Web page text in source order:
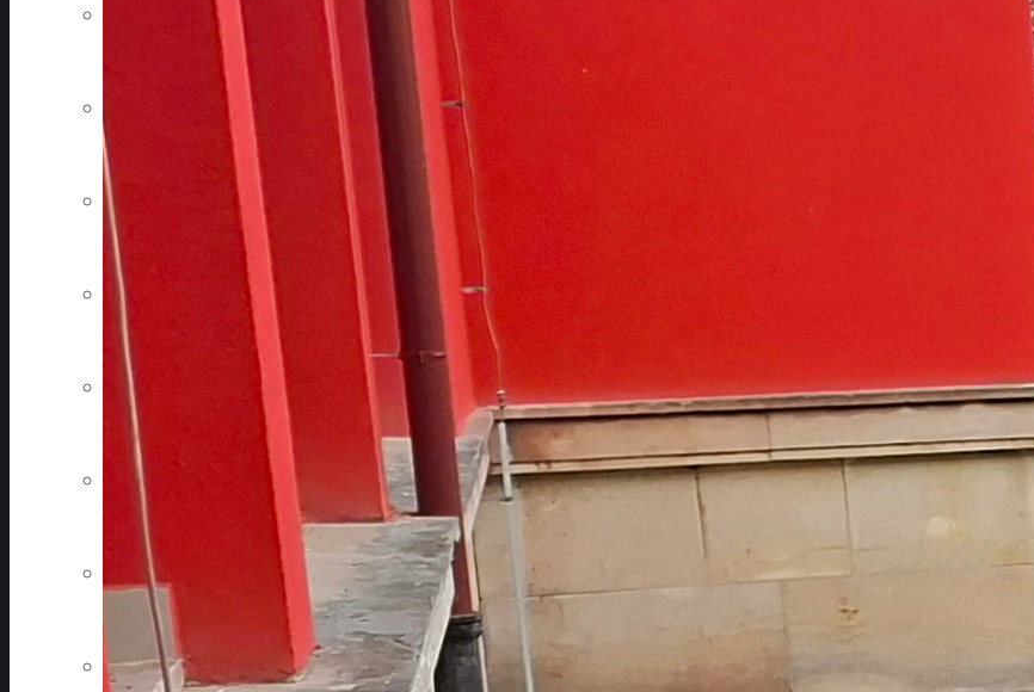
Transparentná nemocnica
Sponzori a podporovatelia
Aktuálne správy
Ocenenia, certifikáty, kvalita
Napísali o nás
Čo nájdete v areáli
Ponuka práce
História